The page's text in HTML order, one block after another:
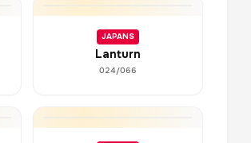
JAPANS
Lanturn
024/066